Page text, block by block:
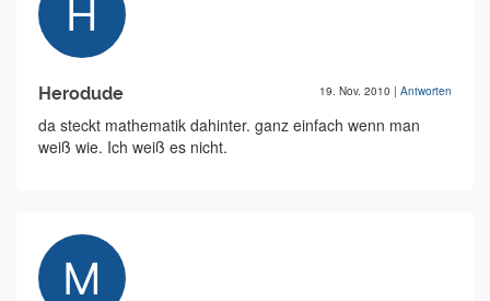
Herodude 19. Nov. 2010 | Antworten
da steckt mathematik dahinter. ganz einfach wenn man
weiß wie. Ich weiß es nicht.